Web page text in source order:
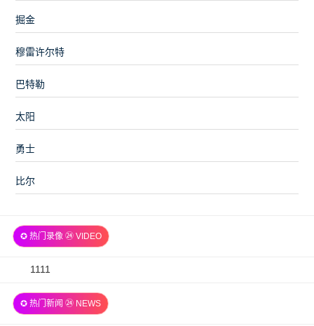
掘金
穆雷许尔特
巴特勒
太阳
勇士
比尔
✪ 热门录像 ㉔ VIDEO
2026-
06
1111
✪ 热门新闻 ㉔ NEWS